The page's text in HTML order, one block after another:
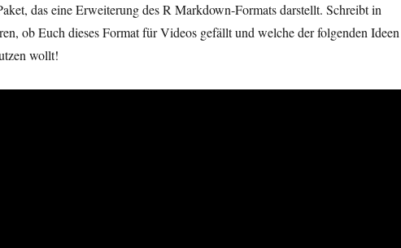
das eine Erweiterung des R Markdown-Formats darstellt. Schreibt in
ob Euch dieses Format für Videos gefällt und welche der folgenden Ideen
wollt!